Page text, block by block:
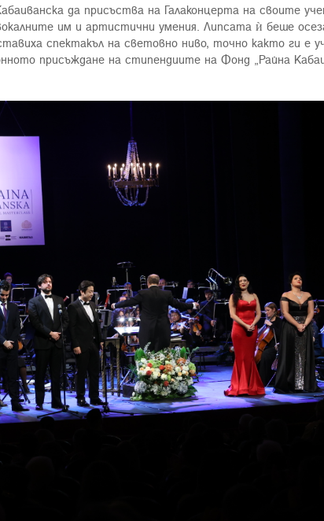
да присъства на Галаконцерта на своите
им и артистични умения. Липсата ѝ беше
спектакъл на световно ниво, точно както ги е
присъждане на стипендиите на Фонд „Райна